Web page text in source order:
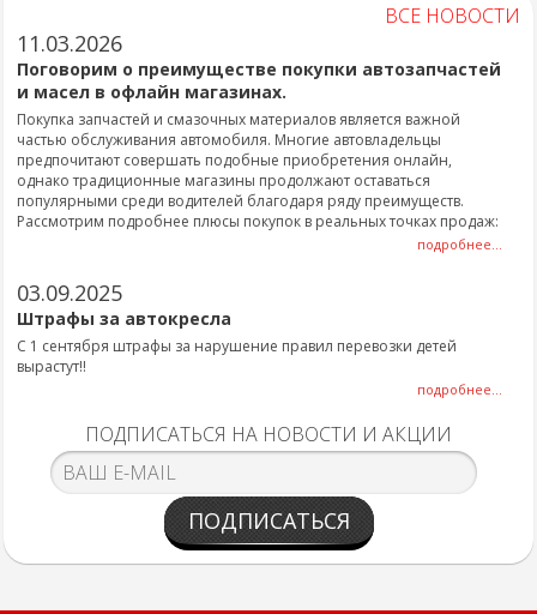
ВСЕ НОВОСТИ
11.03.2026
Поговорим о преимуществе покупки автозапчастей
и масел в офлайн магазинах.
Покупка запчастей и смазочных материалов является важной
частью обслуживания автомобиля. Многие автовладельцы
предпочитают совершать подобные приобретения онлайн,
однако традиционные магазины продолжают оставаться
популярными среди водителей благодаря ряду преимуществ.
Рассмотрим подробнее плюсы покупок в реальных точках продаж:
подробнее...
03.09.2025
Штрафы за автокресла
С 1 сентября штрафы за нарушение правил перевозки детей
вырастут!!
подробнее...
ПОДПИСАТЬСЯ НА НОВОСТИ И АКЦИИ
ПОДПИСАТЬСЯ